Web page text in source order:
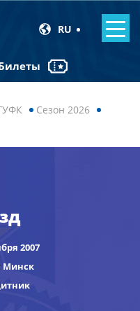
RU
Сезон 2026
2007
Минск